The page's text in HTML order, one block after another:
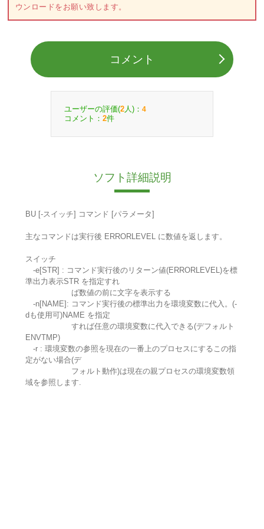
ウンロードをお願い致します。
コメント
ユーザーの評価(2 人)： 4
コメント： 2件
ソフト詳細説明
BU [-スイッチ] コマンド [パラメータ]
主なコマンドは実行後 ERRORLEVEL に数値を返します。
スイッチ
-e[STR] : コマンド実行後のリターン値(ERRORLEVEL)を標
準出力表示STR を指定すれ
ば数値の前に文字を表示する
-n[NAME]: コマンド実行後の標準出力を環境変数に代入。(-
dも使用可)NAME を指定
すれば任意の環境変数に代入できる(デフォルト
ENVTMP)
-r : 環境変数の参照を現在の一番上のプロセスにするこの指
定がない場合(デ
フォルト動作)は現在の親プロセスの環境変数領
域を参照します.